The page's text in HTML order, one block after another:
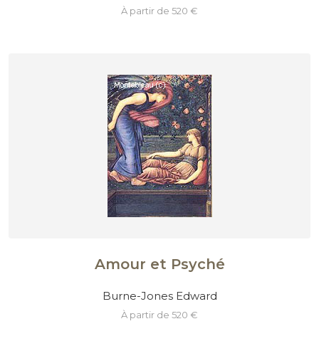
à partir de 520 €
Amour et Psyché
Burne-Jones Edward
à partir de 520 €